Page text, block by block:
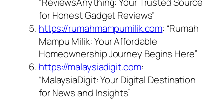
for Honest Gadget Reviews”
https://rumahmampumilik.com: “Rumah
Mampu Milik: Your Affordable
Homeownership Journey Begins Here”
https://malaysiadigit.com:
“MalaysiaDigit: Your Digital Destination
for News and Insights”